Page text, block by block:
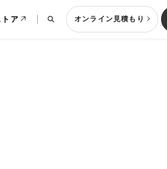
ア オンライン見積もり